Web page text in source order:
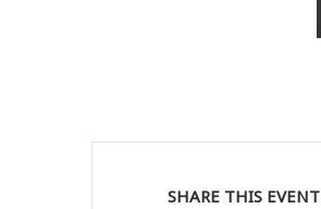
SHARE THIS EVENT